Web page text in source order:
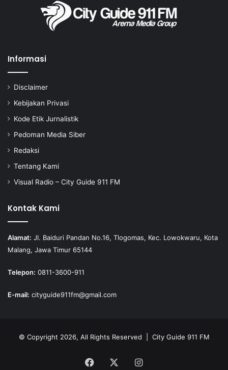
Informasi
Disclaimer
Kebijakan Privasi
Kode Etik Jurnalistik
Pedoman Media Siber
Redaksi
Tentang Kami
Visual Radio – City Guide 911 FM
Kontak Kami
Alamat: Jl. Baiduri Pandan No.16, Tlogomas, Kec. Lowokwaru, Kota
Malang, Jawa Timur 65144
Telepon: 0811-3600-911
E-mail: cityguide911fm@gmail.com
© Copyright 2026, All Rights Reserved | City Guide 911 FM
Facebook Instagram